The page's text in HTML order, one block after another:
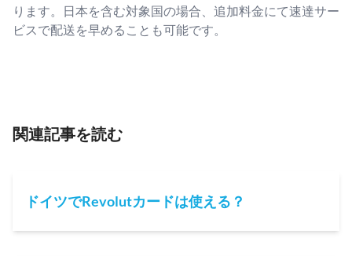
ります。日本を含む対象国の場合、追加料金にて速達サー
ビスで配送を早めることも可能です。
関連記事を読む
ドイツでRevolutカードは使える？